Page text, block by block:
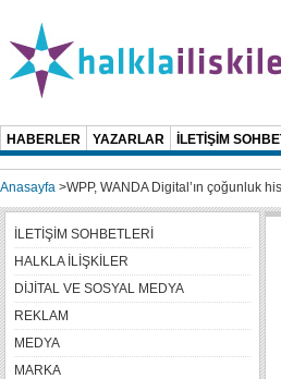
HABERLER YAZARLAR İLETİŞİM
Anasayfa >WPP, WANDA Digital’ın çoğunluk
İLETİŞİM SOHBETLERİ
HALKLA İLİŞKİLER
DİJİTAL VE SOSYAL MEDYA
REKLAM
MEDYA
MARKA